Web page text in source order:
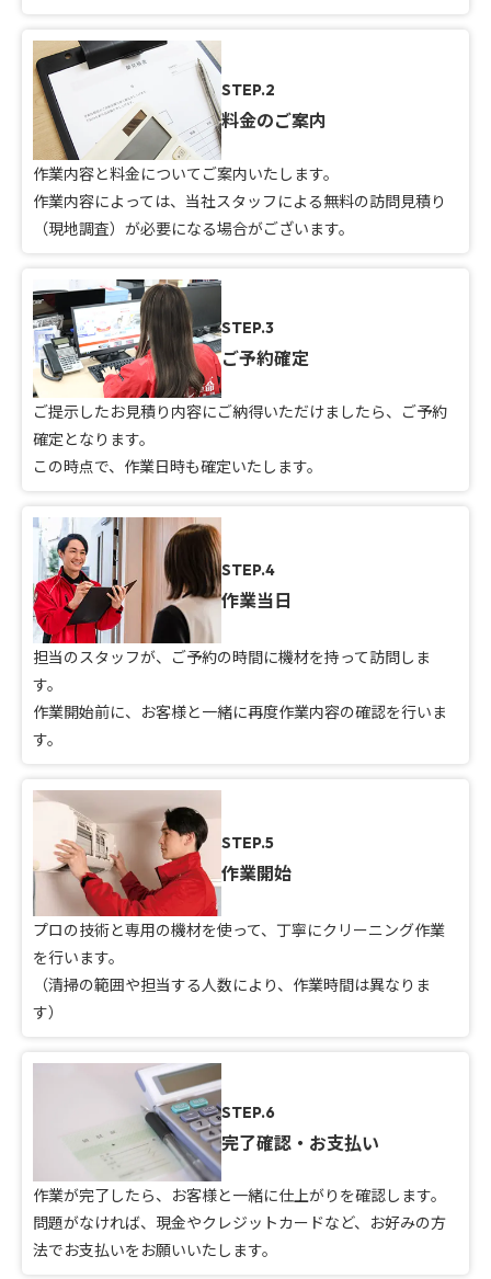
STEP.2
料金のご案内
作業内容と料金についてご案内いたします。
作業内容によっては、当社スタッフによる無料の訪問見積り
（現地調査）が必要になる場合がございます。
STEP.3
ご予約確定
ご提示したお見積り内容にご納得いただけましたら、ご予約
確定となります。
この時点で、作業日時も確定いたします。
STEP.4
作業当日
担当のスタッフが、ご予約の時間に機材を持って訪問しま
す。
作業開始前に、お客様と一緒に再度作業内容の確認を行いま
す。
STEP.5
作業開始
プロの技術と専用の機材を使って、丁寧にクリーニング作業
を行います。
（清掃の範囲や担当する人数により、作業時間は異なりま
す）
STEP.6
完了確認・お支払い
作業が完了したら、お客様と一緒に仕上がりを確認します。
問題がなければ、現金やクレジットカードなど、お好みの方
法でお支払いをお願いいたします。